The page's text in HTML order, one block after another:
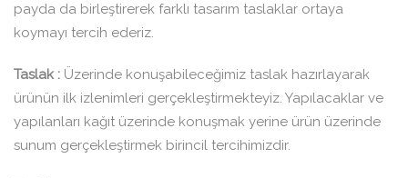
payda da birleştirerek farklı tasarım taslaklar ortaya
koymayı tercih ederiz.
Taslak : Üzerinde konuşabileceğimiz taslak hazırlayarak
ürünün ilk izlenimleri gerçekleştirmekteyiz. Yapılacaklar ve
yapılanları kağıt üzerinde konuşmak yerine ürün üzerinde
sunum gerçekleştirmek birincil tercihimizdir.